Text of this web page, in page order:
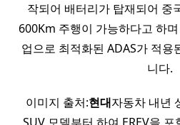
작되어 배터리가 탑재되어 중
600Km 주행이 가능하다고 하
업으로 최적화된 ADAS가 적용
니다.
이미지 출처:현대자동차 내년